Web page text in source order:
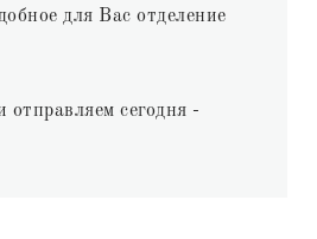
для Вас отделение
сегодня -